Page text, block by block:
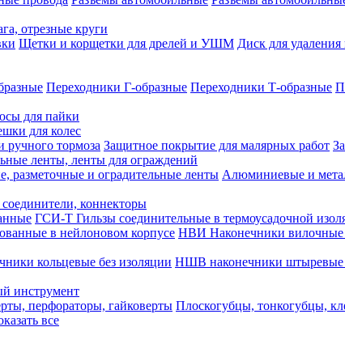
отрезные круги
Щетки и корщетки для дрелей и УШМ Диск для
Переходники Г-образные Переходники Т-образные
для пайки
для колес
ручного тормоза Защитное покрытие для малярных работ
ленты, ленты для ограждений
разметочные и оградительные ленты Алюминиевые и
коннекторы
ГСИ-Т Гильзы соединительные в термоусадочной
в нейлоновом корпусе НВИ Наконечники вилочные
кольцевые без изоляции НШВ наконечники штыревые
инструмент
перфораторы, гайковерты Плоскогубцы, тонкогубцы,
все